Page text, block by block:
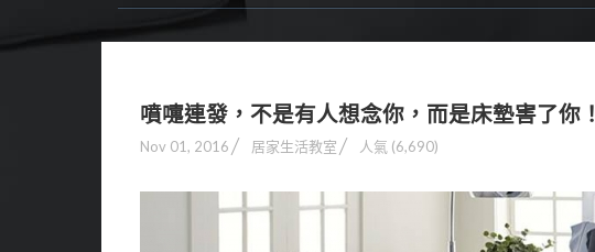
噴嚏連發，不是有人想念你，而是床墊害了你！
Nov 01, 2016 居家生活教室 人氣 (6,690)